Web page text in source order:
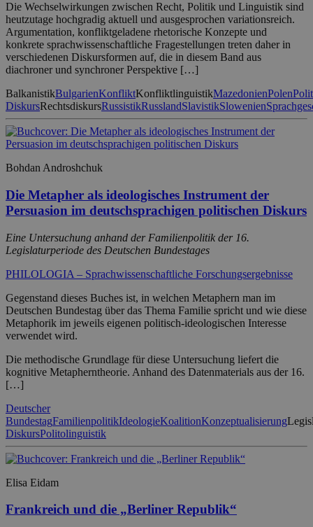
Die Wechselwirkungen zwischen Recht, Politik und Linguistik sind
heutzutage hochgradig aktuell und ausgesprochen variationsreich.
Argumentation, konfliktgeladene rhetorische Konzepte und
konkrete sprachwissenschaftliche Fragestellungen treten daher in
verschiedenen Diskursformen auf, die in diesem Band aus
diachroner und synchroner Perspektive […]
BalkanistikBulgarienKonfliktKonfliktlinguistikMazedonienPolen
DiskursRechtsdiskursRussistikRusslandSlavistikSlowenien
Bohdan Androshchuk
Die Metapher als ideologisches Instrument der
Persuasion im deutschsprachigen politischen Diskurs
Eine Untersuchung anhand der Familienpolitik der 16.
Legislaturperiode des Deutschen Bundestages
PHILOLOGIA – Sprachwissenschaftliche Forschungsergebnisse
Gegenstand dieses Buches ist, in welchen Metaphern man im
Deutschen Bundestag über das Thema Familie spricht und wie diese
Metaphorik im jeweils eigenen politisch-ideologischen Interesse
verwendet wird.
Die methodische Grundlage für diese Untersuchung liefert die
kognitive Metapherntheorie. Anhand des Datenmaterials aus der 16.
[…]
Deutscher
BundestagFamilienpolitikIdeologieKoalitionKonzeptualisierung
DiskursPolitolinguistik
Elisa Eidam
Frankreich und die „Berliner Republik“